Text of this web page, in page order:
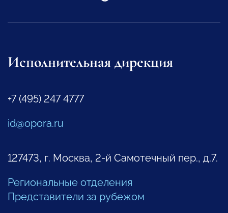
Исполнительная дирекция
+7 (495) 247 4777
id@opora.ru
127473, г. Москва, 2-й Самотечный пер., д.7.
Региональные отделения
Представители за рубежом